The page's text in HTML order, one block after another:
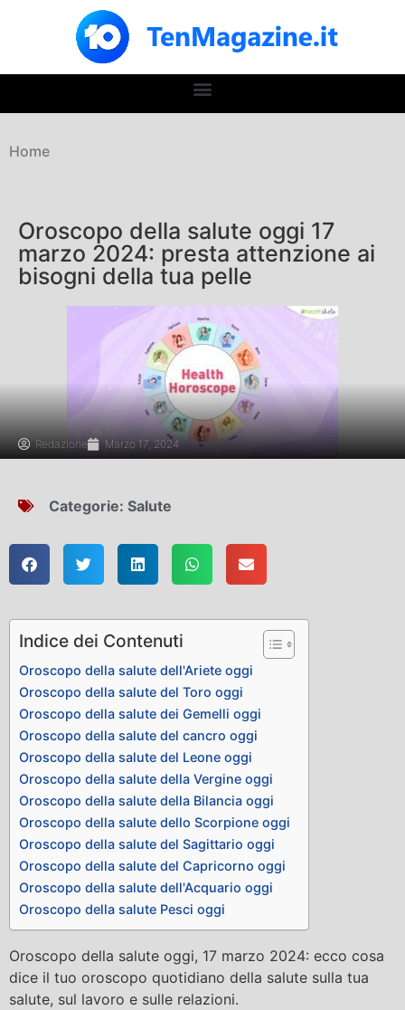
Home
Oroscopo della salute oggi 17
marzo 2024: presta attenzione ai
bisogni della tua pelle
Redazione Marzo 17, 2024
Categorie: Salute
Indice dei Contenuti
Oroscopo della salute dell'Ariete oggi
Oroscopo della salute del Toro oggi
Oroscopo della salute dei Gemelli oggi
Oroscopo della salute del cancro oggi
Oroscopo della salute del Leone oggi
Oroscopo della salute della Vergine oggi
Oroscopo della salute della Bilancia oggi
Oroscopo della salute dello Scorpione oggi
Oroscopo della salute del Sagittario oggi
Oroscopo della salute del Capricorno oggi
Oroscopo della salute dell'Acquario oggi
Oroscopo della salute Pesci oggi
Oroscopo della salute oggi, 17 marzo 2024: ecco cosa
dice il tuo oroscopo quotidiano della salute sulla tua
salute, sul lavoro e sulle relazioni.